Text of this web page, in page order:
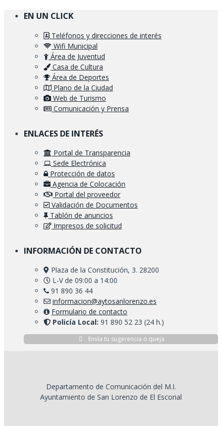
EN UN CLICK
Teléfonos y direcciones de interés
Wifi Municipal
Área de Juventud
Casa de Cultura
Área de Deportes
Plano de la Ciudad
Web de Turismo
Comunicación y Prensa
ENLACES DE INTERÉS
Portal de Transparencia
Sede Electrónica
Protección de datos
Agencia de Colocación
Portal del proveedor
Validación de Documentos
Tablón de anuncios
Impresos de solicitud
INFORMACIÓN DE CONTACTO
Plaza de la Constitución, 3. 28200
L-V de 09:00 a 14:00
91 890 36 44
informacion@aytosanlorenzo.es
Formulario de contacto
Policía Local: 91 890 52 23 (24 h.)
Envía tu sugerencia o queja
Departamento de Comunicación del M.I.
Ayuntamiento de San Lorenzo de El Escorial